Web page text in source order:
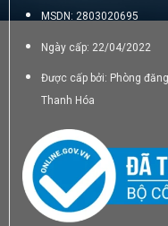
MSDN: 2803020695
Ngày cấp: 22/04/2022
Được cấp bởi: Phòng
Thanh Hóa